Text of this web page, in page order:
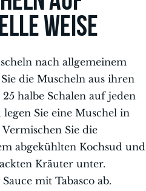
WEISE
nach allgemeinem
die Muscheln aus ihren
25 halbe Schalen auf jeden
Sie eine Muschel in
Sie die
abgekühlten Kochsud und
Kräuter unter.
mit Tabasco ab.